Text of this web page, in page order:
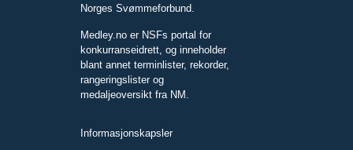
Norges Svømmeforbund.
Medley.no er NSFs portal for
konkurranseidrett, og inneholder
blant annet terminlister, rekorder,
rangeringslister og
medaljeoversikt fra NM.
Informasjonskapsler